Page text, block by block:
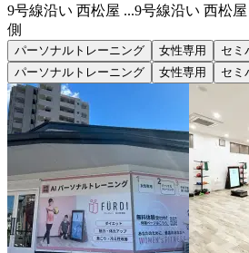
9号線沿い 西松屋 ...9号線沿い 西松
側
パーソナルトレーニング 女性専用
セミ
パーソナルトレーニング
女性専用 セミ